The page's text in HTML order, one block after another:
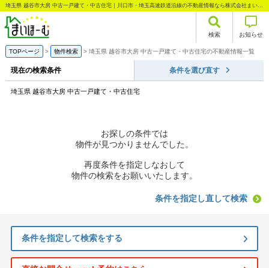
埼玉県 越谷市大房 中古一戸建て・中古住宅｜川口市・埼玉高速鉄道沿線の不動産情報なら株式会社まいほーむ
検索 お知らせ
TOPページ 物件検索 埼玉県 越谷市大房 中古一戸建て・中古住宅の不動産情報一覧
現在の検索条件 条件を選び直す
埼玉県 越谷市大房 中古一戸建て・中古住宅
お探しの条件では
物件が見つかりませんでした。
再度条件を指定しなおして
物件の検索をお願いいたします。
条件を指定し直して検索
条件を指定して検索をする